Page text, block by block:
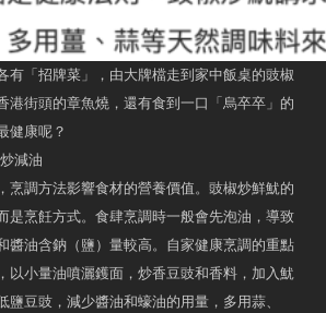
有「招牌菜」，由大牌檔走到家中飯桌的豉椒
港街頭的章魚燒，還有食到一口「烏卒卒」的
健康呢？
減油
烹調方法影響食材的營養價值。豉椒炒鮮魷的
是烹飪方式。食肆烹調時一般會先泡油，導致
醬油含鈉（鹽）量較高。自家健康烹調的重點
以小量油噴灑鑊面，炒香豆豉和香料，加入魷
鹽豆豉，減少醬油和蠔油的用量，多用蒜、